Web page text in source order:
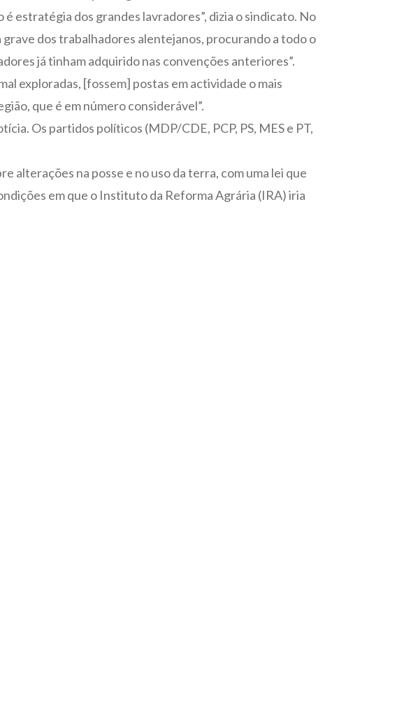
estratégia dos grandes lavradores”, dizia o sindicato. No
dos trabalhadores alentejanos, procurando a todo o
já tinham adquirido nas convenções anteriores”.
exploradas, [fossem] postas em actividade o mais
que é em número considerável”.
Os partidos políticos (MDP/CDE, PCP, PS, MES e PT,
alterações na posse e no uso da terra, com uma lei que
em que o Instituto da Reforma Agrária (IRA) iria